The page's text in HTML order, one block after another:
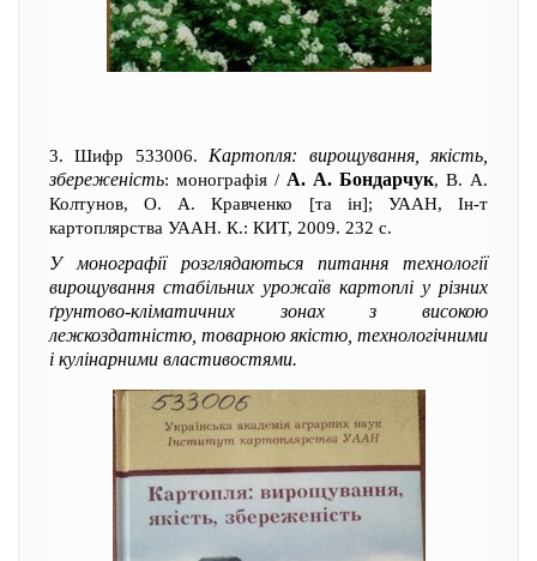
3. Шифр 533006. Картопля: вирощування, якість,
збереженість: монографія / А. А. Бондарчук, В. А.
Колтунов, О. А. Кравченко [та ін]; УААН, Ін-т
картоплярства УААН. К.: КИТ, 2009. 232 с.
У монографії розглядаються питання технології
вирощування стабільних урожаїв картоплі у різних
ґрунтово-кліматичних зонах з високою
лежкоздатністю, товарною якістю, технологічними
і кулінарними властивостями.